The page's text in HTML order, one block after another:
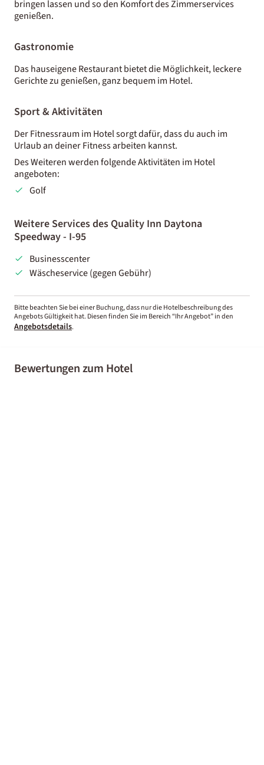
bringen lassen und so den Komfort des Zimmerservices
genießen.
Gastronomie
Das hauseigene Restaurant bietet die Möglichkeit, leckere
Gerichte zu genießen, ganz bequem im Hotel.
Sport & Aktivitäten
Der Fitnessraum im Hotel sorgt dafür, dass du auch im
Urlaub an deiner Fitness arbeiten kannst.
Des Weiteren werden folgende Aktivitäten im Hotel
angeboten:
Golf
Weitere Services des Quality Inn Daytona
Speedway - I-95
Businesscenter
Wäscheservice (gegen Gebühr)
Bitte beachten Sie bei einer Buchung, dass nur die Hotelbeschreibung des
Angebots Gültigkeit hat. Diesen finden Sie im Bereich “Ihr Angebot” in den
Angebotsdetails.
Bewertungen zum Hotel